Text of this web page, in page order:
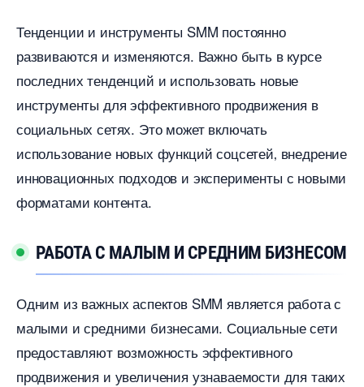
Тенденции и инструменты SMM постоянно
развиваются и изменяются.​ Важно быть в курсе
последних тенденций и использовать новые
инструменты для эффективного продвижения
социальных сетях.​ Это может включать
использование новых функций соцсетей‚ внедрение
инновационных подходов и эксперименты с новыми
форматами контента.​
РАБОТА С МАЛЫМ И СРЕДНИМ БИЗНЕСОМ
Одним из важных аспектов SMM является работа с
малыми и средними бизнесами.​ Социальные сети
предоставляют возможность эффективного
продвижения и увеличения узнаваемости для таких